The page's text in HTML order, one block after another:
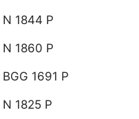
N 1844 P
N 1860 P
BGG 1691 P
N 1825 P